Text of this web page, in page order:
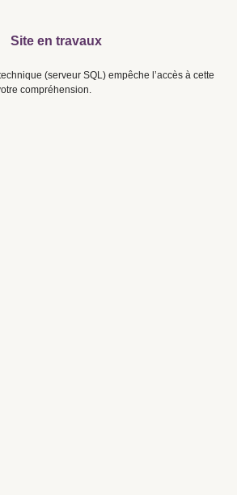
Site en travaux
(serveur SQL) empêche l’accès à cette
compréhension.